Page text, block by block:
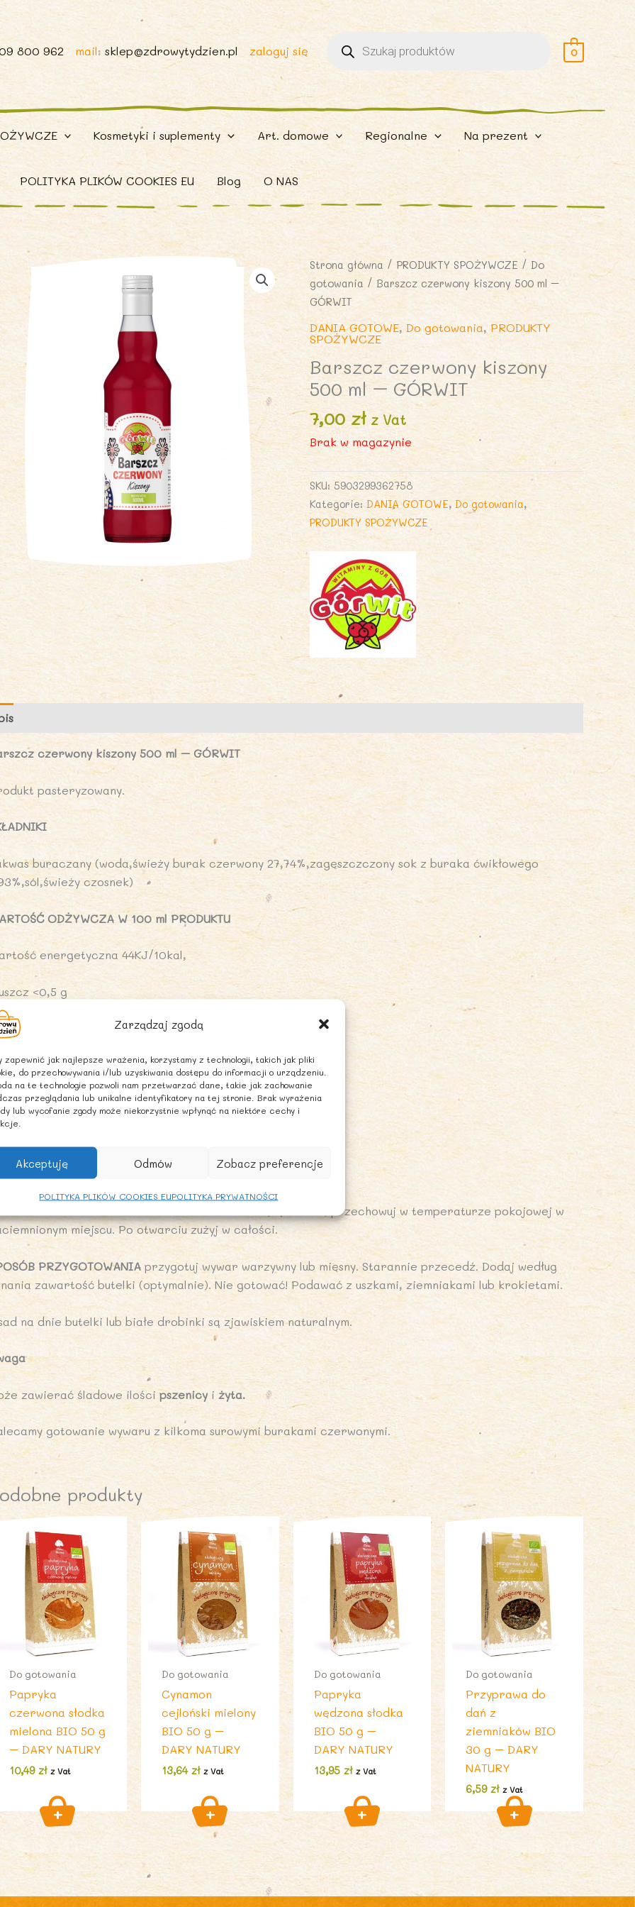
Zarządzaj zgodą
zapewnić jak najlepsze wrażenia, korzystamy z technologii, takich jak pliki
do przechowywania i/lub uzyskiwania dostępu do informacji o urządzeniu.
na te technologie pozwoli nam przetwarzać dane, takie jak zachowanie
przeglądania lub unikalne identyfikatory na tej stronie. Brak wyrażenia
lub wycofanie zgody może niekorzystnie wpłynąć na niektóre cechy i
Akceptuję Odmów Zobacz preferencje
POLITYKA PLIKÓW COOKIES EUPOLITYKA PRYWATNOŚCI
800 962 mail: sklep@zdrowytydzien.pl zaloguj się
Wyszukiwarka
produktów 0
Kosmetyki i suplementy Art. domowe Regionalne Na prezent
POLITYKA PLIKÓW COOKIES EU Blog O NAS
Strona główna / PRODUKTY SPOŻYWCZE / Do
gotowania / Barszcz czerwony kiszony 500 ml –
GÓRWIT
DANIA GOTOWE, Do gotowania, PRODUKTY
SPOŻYWCZE
Barszcz czerwony kiszony
500 ml – GÓRWIT
7,00 zł z Vat
Brak w magazynie
SKU: 5903299362758
Kategorie: DANIA GOTOWE, Do gotowania,
PRODUKTY SPOŻYWCZE
czerwony kiszony 500 ml – GÓRWIT
pasteryzowany.
buraczany (woda,świeży burak czerwony 27,74%,zagęszczczony sok z buraka ćwikłowego
czosnek)
ODŻYWCZA W 100 ml PRODUKTU
energetyczna 44KJ/10kal,
<0,5 g
kwasy tłuszczowe nasycone <0,1 g
2,6 g
cukry <0,5 g
2 g
zamkniętą butelkę przechowuj w temperaturze pokojowej w
miejscu. Po otwarciu zużyj w całości.
PRZYGOTOWANIA przygotuj wywar warzywny lub mięsny. Starannie przecedź. Dodaj według
zawartość butelki (optymalnie). Nie gotować! Podawać z uszkami, ziemniakami lub krokietami.
na dnie butelki lub białe drobinki są zjawiskiem naturalnym.
zawierać śladowe ilościpszenicy i żyta.
gotowanie wywaru z kilkoma surowymi burakami czerwonymi.
produkty
Do gotowania
Papryka
czerwona słodka
mielona BIO 50 g
– DARY NATURY
10,49zł z Vat
Do gotowania
Cynamon
cejloński mielony
BIO 50 g –
DARY NATURY
13,64 zł z Vat
Do gotowania
Papryka
wędzona słodka
BIO 50 g –
DARY NATURY
13,95 zł z Vat
Do gotowania
Przyprawa do
dań z
ziemniaków BIO
30 g – DARY
NATURY
6,59zł z Vat